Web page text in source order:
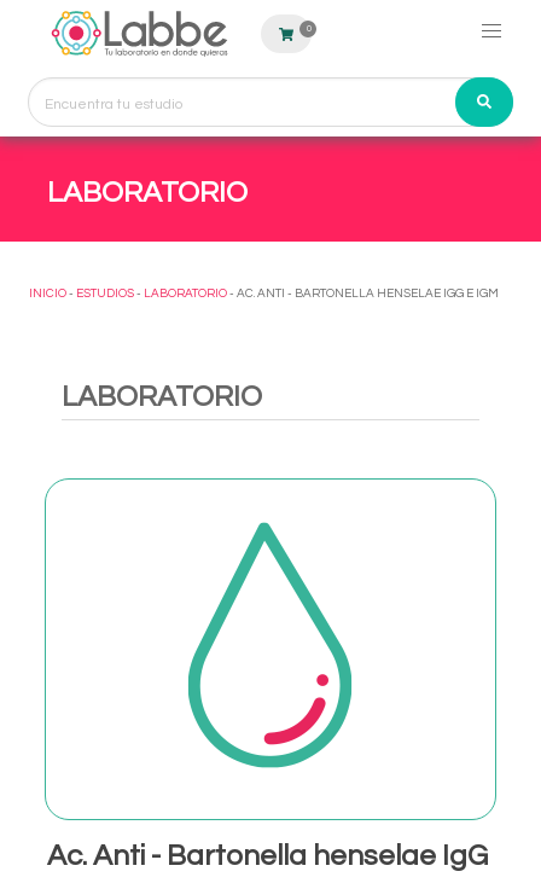
0
LABORATORIO
INICIO - ESTUDIOS - LABORATORIO - AC. ANTI - BARTONELLA HENSELAE IGG E IGM
LABORATORIO
Ac. Anti - Bartonella henselae IgG